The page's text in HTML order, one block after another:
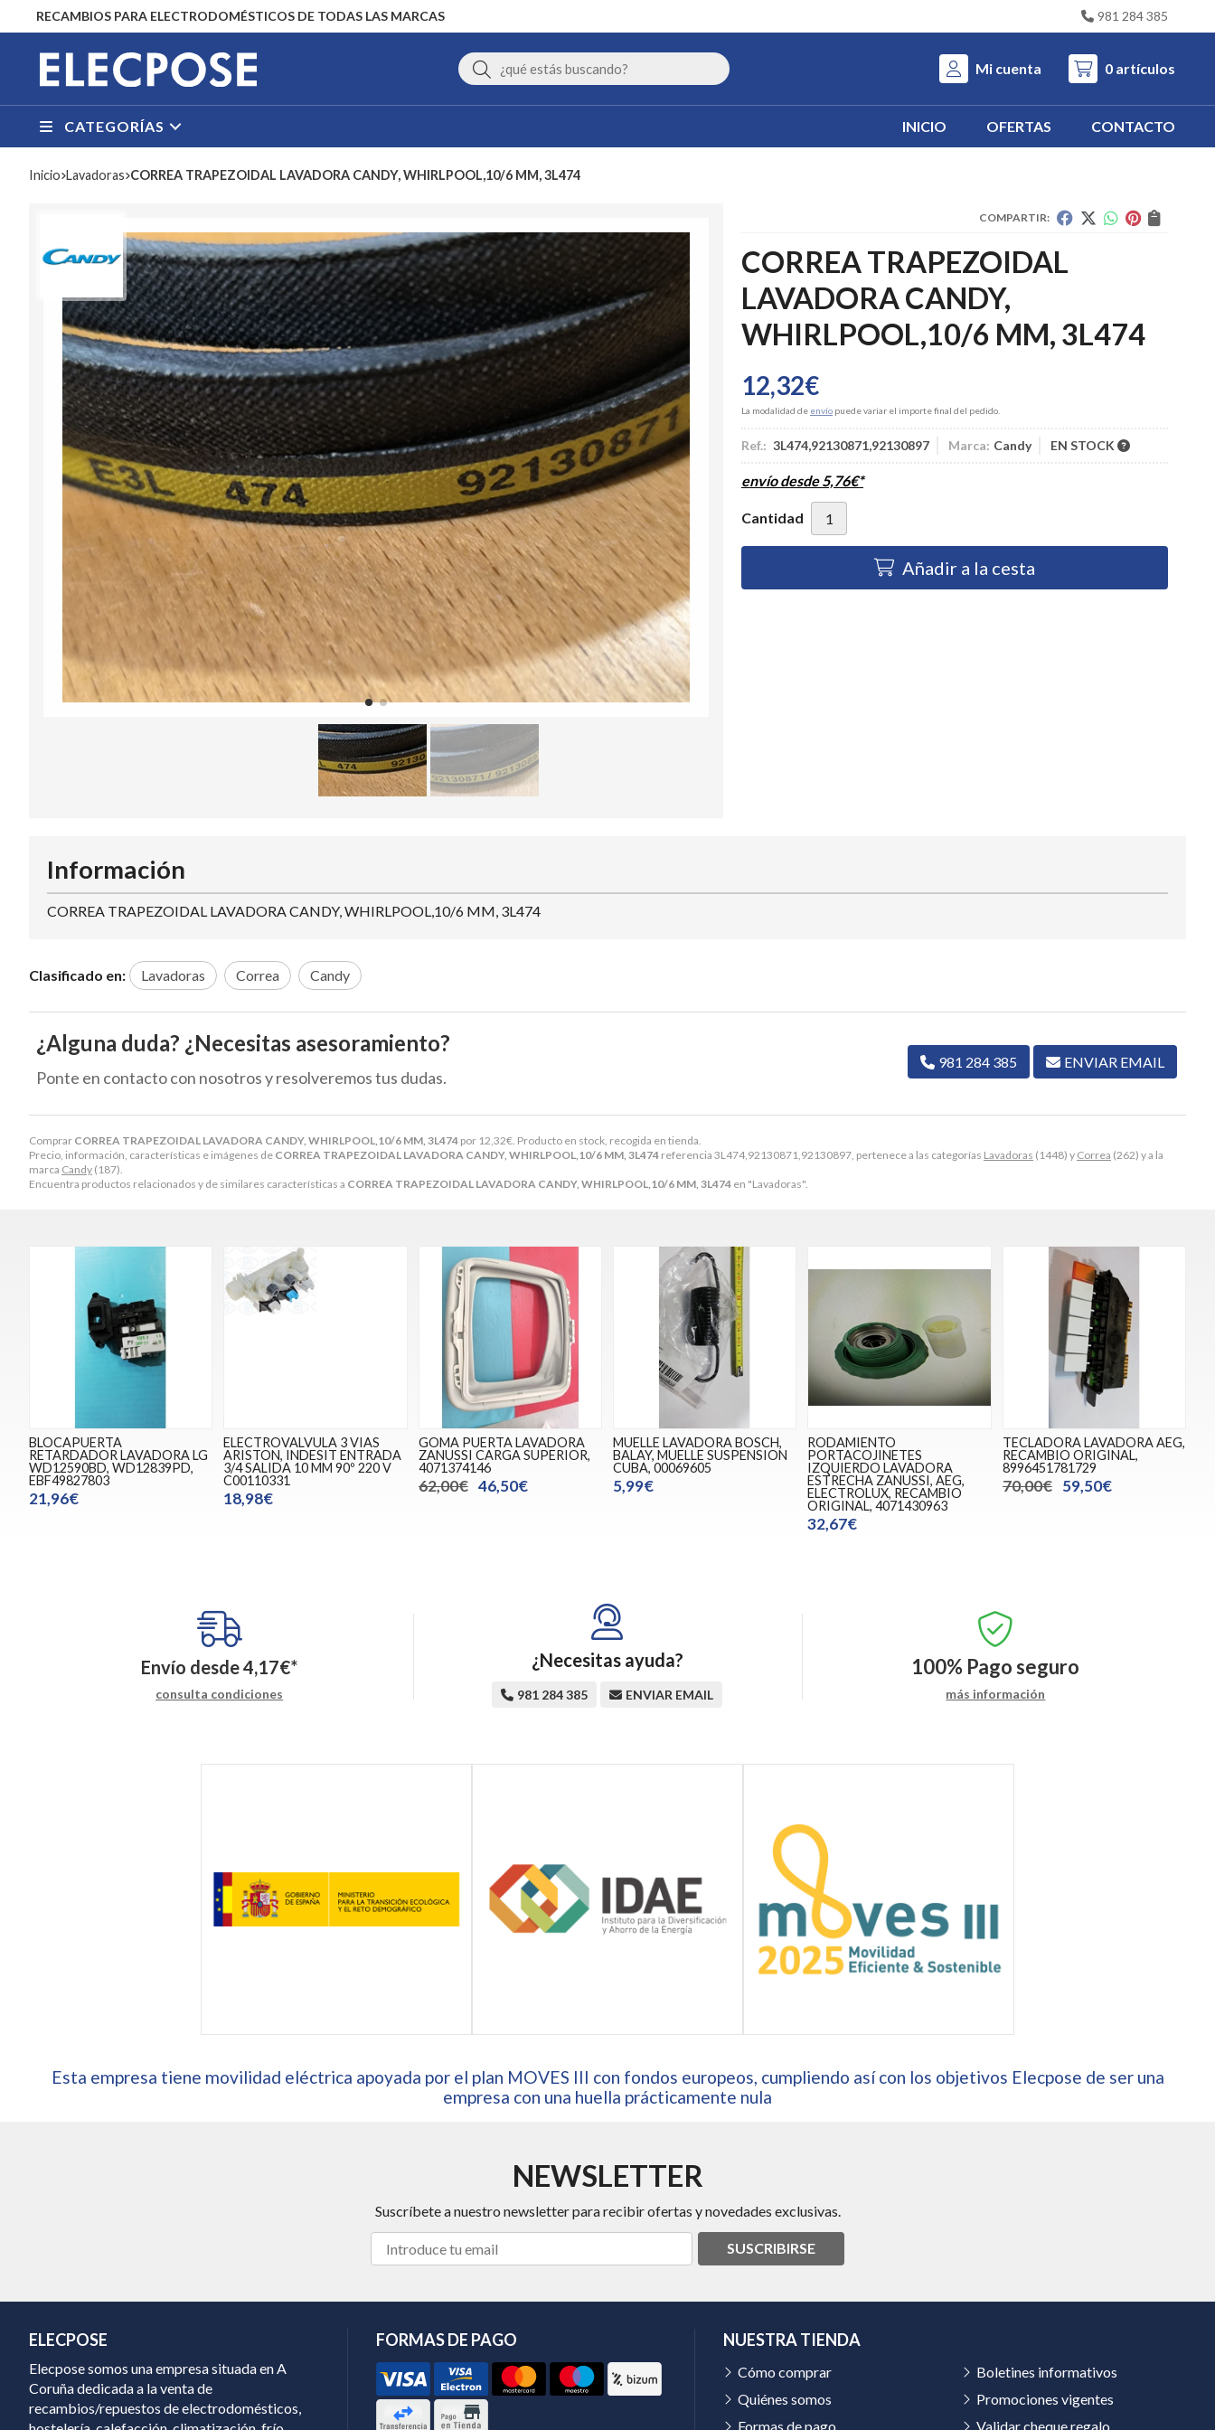
RECAMBIOS PARA ELECTRODOMÉSTICOS DE TODAS LAS MARCAS 981 284 385
Buscar Mi cuenta 0 artículos
CATEGORÍAS INICIO OFERTAS CONTACTO
Inicio lavadoras CORREA TRAPEZOIDAL LAVADORA CANDY, WHIRLPOOL,10/6 MM, 3L474
COMPARTIR:
CORREA TRAPEZOIDAL
LAVADORA CANDY,
WHIRLPOOL,10/6 MM, 3L474
12,32€
La modalidad de envío puede variar el importe final del pedido.
Ref.: 3L474,92130871,92130897 Marca: Candy EN STOCK
envío desde 5,76€*
Cantidad
Añadir a la cesta
Comprar CORREA TRAPEZOIDAL LAVADORA CANDY, WHIRLPOOL,10/6 MM, 3L474 por 12,32€ . Producto en stock, recogida en tienda.
Precio, información, características e imágenes de CORREA TRAPEZOIDAL LAVADORA CANDY, WHIRLPOOL,10/6 MM, 3L474 referencia 3L474,92130871,92130897, pertenece a las categorías Lavadoras (1448) y Correa (262) y a la
marca Candy (187).
Encuentra productos relacionados y de similares características a CORREA TRAPEZOIDAL LAVADORA CANDY, WHIRLPOOL,10/6 MM, 3L474 en "Lavadoras".
Información
CORREA TRAPEZOIDAL LAVADORA CANDY, WHIRLPOOL,10/6 MM, 3L474
Clasificado en: Lavadoras Correa Candy
¿Alguna duda? ¿Necesitas asesoramiento?
Ponte en contacto con nosotros y resolveremos tus dudas.
981 284 385 ENVIAR EMAIL
BLOCAPUERTA
RETARDADOR LAVADORA LG
WD12590BD, WD12839PD,
EBF49827803
21,96€
ELECTROVALVULA 3 VIAS
ARISTON, INDESIT ENTRADA
3/4 SALIDA 10 MM 90º 220 V
C00110331
18,98€
GOMA PUERTA LAVADORA
ZANUSSI CARGA SUPERIOR,
4071374146
62,00€ 46,50€
MUELLE LAVADORA BOSCH,
BALAY, MUELLE SUSPENSION
CUBA, 00069605
5,99€
RODAMIENTO
PORTACOJINETES
IZQUIERDO LAVADORA
ESTRECHA ZANUSSI, AEG,
ELECTROLUX, RECAMBIO
ORIGINAL, 4071430963
32,67€
TECLADORA LAVADORA AEG,
RECAMBIO ORIGINAL,
8996451781729
70,00€ 59,50€
Envío desde4,17€*
consulta condiciones
¿Necesitas ayuda?
981 284 385 ENVIAR EMAIL
100% Pago seguro
más información
Esta empresa tiene movilidad eléctrica apoyada por el plan MOVES III con fondos europeos, cumpliendo así con los objetivos Elecpose de ser una
empresa con una huella prácticamente nula
NEWSLETTER
Suscríbete a nuestro newsletter para recibir ofertas y novedades exclusivas.
SUSCRIBIRSE
ELECPOSE
Elecpose somos una empresa situada en A
Coruña dedicada a la venta de
recambios/repuestos de electrodomésticos,
FORMAS DE PAGO NUESTRA TIENDA
Cómo comprar
Quiénes somos
Formas de pago
Boletines informativos
Promociones vigentes
Validar cheque regalo